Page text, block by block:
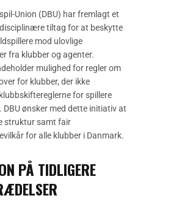
Union (DBU) har fremlagt et
tiltag for at beskytte
mod ulovlige
fra klubber og agenter.
mulighed for regler om
for klubber, der ikke
for spillere
DBU ønsker med dette initiativ at
struktur samt fair
for alle klubber i Danmark.
PÅ TIDLIGERE